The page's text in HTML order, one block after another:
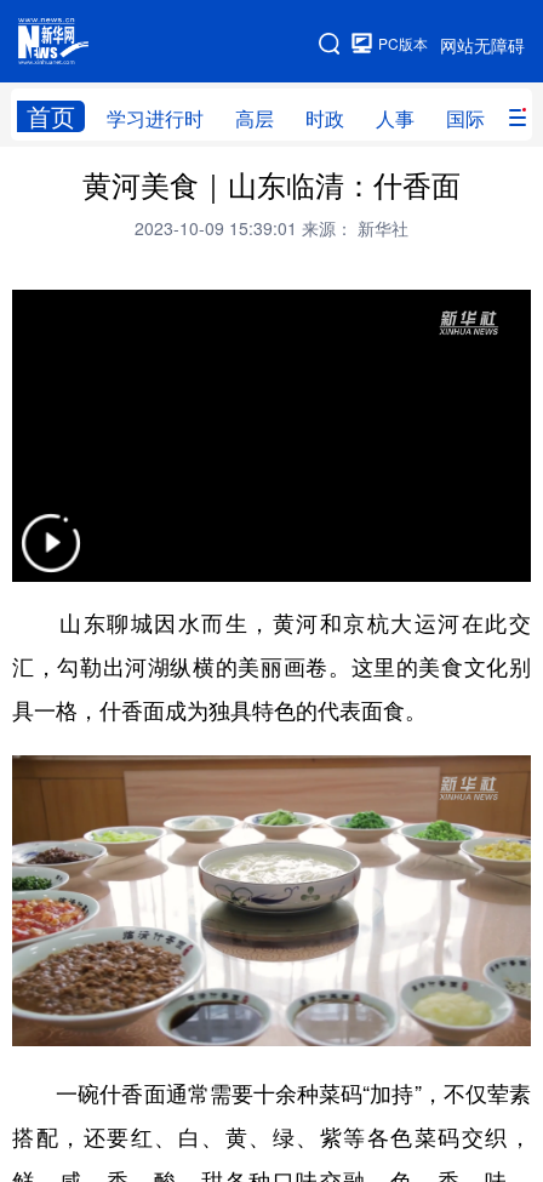
网站无障碍
PC版本
首页 学习进行时 高层 时政 人事 国际 财
网站地图
学习进行时 高层 时政 人事
财经 网评
台湾 思客智库 全球连线 教育
体育
食品
学术中国 乡村振兴 银龄 溯源中国
城市 旅游 能源 会展
地方频道
北京 天津 河北 山西
辽宁 吉林 上海 江苏
浙江 安徽 福建 江西
山东 河南 湖北 湖南
广东 广西 海南 重庆
黄河美食｜山东临清：什香面
2023-10-09 15:39:01 来源： 新华社
山东聊城因水而生，黄河和京杭大运河在此交
汇，勾勒出河湖纵横的美丽画卷。这里的美食文化别
具一格，什香面成为独具特色的代表面食。
一碗什香面通常需要十余种菜码“加持”，不仅荤素
搭配，还要红、白、黄、绿、紫等各色菜码交织，